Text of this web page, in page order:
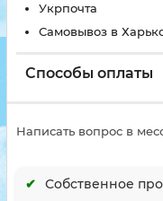
Укрпочта
Самовывоз в
Способы оплаты
Написать вопрос в
Собственное